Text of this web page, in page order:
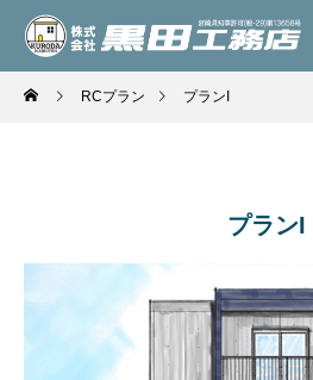
RCプラン プランI
プランI